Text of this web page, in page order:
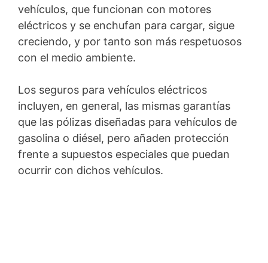
vehículos, que funcionan con motores
eléctricos y se enchufan para cargar, sigue
creciendo, y por tanto son más respetuosos
con el medio ambiente.
Los seguros para vehículos eléctricos
incluyen, en general, las mismas garantías
que las pólizas diseñadas para vehículos de
gasolina o diésel, pero añaden protección
frente a supuestos especiales que puedan
ocurrir con dichos vehículos.